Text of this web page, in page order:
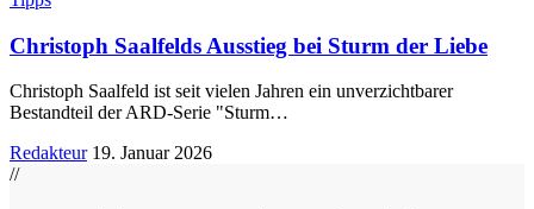
Christoph Saalfelds Ausstieg bei Sturm der Liebe
Christoph Saalfeld ist seit vielen Jahren ein unverzichtbarer
Bestandteil der ARD-Serie "Sturm…
Redakteur 19. Januar 2026
//